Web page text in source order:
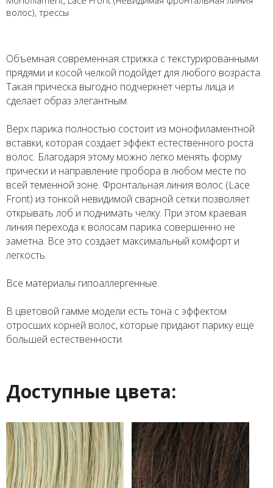
волос), трессы
Объемная современная стрижка с текстурированными
прядями и косой челкой подойдет для любого возраста.
Такая прическа выгодно подчеркнет черты лица и
сделает образ элегантным.
Верх парика полностью состоит из монофиламентной
вставки, которая создает эффект естественного роста
волос. Благодаря этому можно легко менять форму
прически и направление пробора в любом месте по
всей теменной зоне. Фронтальная линия волос (Lace
Front) из тонкой невидимой сварной сетки позволяет
открывать лоб и поднимать челку. При этом краевая
линия перехода к волосам парика совершенно не
заметна. Все это создает максимальный комфорт и
легкость.
Все материалы гипоаллергенные.
В цветовой гамме модели есть тона с эффектом
отросших корней волос, которые придают парику еще
большей естественности.
Доступные цвета: